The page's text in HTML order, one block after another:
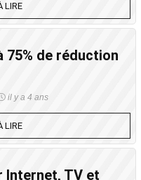
LIRE
75% de réduction
il y a 4 ans
LIRE
Internet, TV et